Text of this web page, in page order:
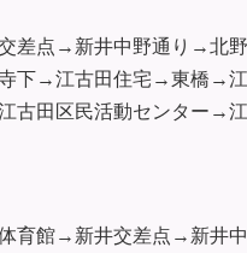
差点→新井中野通り→北
下→江古田住宅→東橋→
古田区民活動センター→
育館→新井交差点→新井